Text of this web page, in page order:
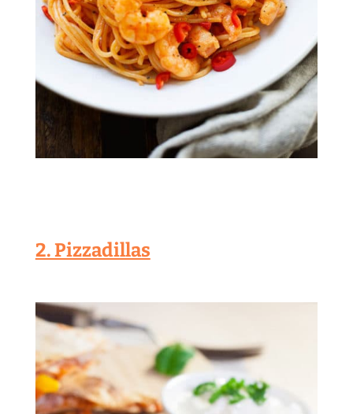
2. Pizzadillas